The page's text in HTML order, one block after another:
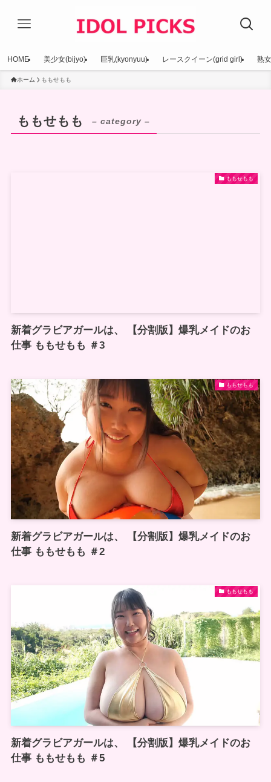
HOME 美少女(bijyo) 巨乳(kyonyuu) レースクイーン(grid girl) 熟
ホーム ももせもも
ももせもも – category –
ももせもも
新着グラビアガールは、 【分割版】爆乳メイドのお
仕事 ももせもも ＃3
ももせもも
新着グラビアガールは、 【分割版】爆乳メイドのお
仕事 ももせもも ＃2
ももせもも
新着グラビアガールは、 【分割版】爆乳メイドのお
仕事 ももせもも ＃5